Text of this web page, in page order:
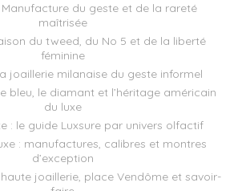
du geste et de la rareté
maîtrisée
du tweed, du No 5 et de la liberté
féminine
joaillerie milanaise du geste informel
bleu, le diamant et l’héritage américain
du luxe
: le guide Luxsure par univers olfactif
: manufactures, calibres et montres
d’exception
joaillerie, place Vendôme et savoir-